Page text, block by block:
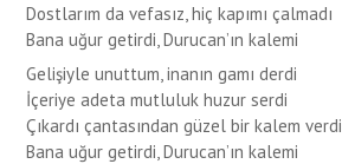
Dostlarım da vefasız, hiç kapımı çalmadı
Bana uğur getirdi, Durucan’ın kalemi
Gelişiyle unuttum, inanın gamı derdi
İçeriye adeta mutluluk huzur serdi
Çıkardı çantasından güzel bir kalem verdi
Bana uğur getirdi, Durucan’ın kalemi